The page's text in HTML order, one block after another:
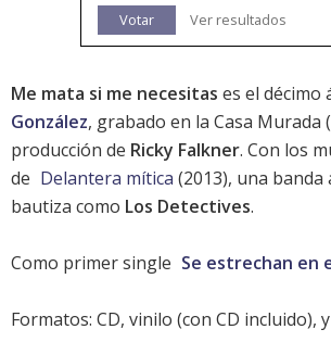
Votar Ver resultados
Me mata si me necesitas es el décimo
González, grabado en la Casa Murada
producción de Ricky Falkner. Con los
de Delantera mítica (2013), una banda
bautiza como Los Detectives.
Como primer single Se estrechan en
Formatos: CD, vinilo (con CD incluido),